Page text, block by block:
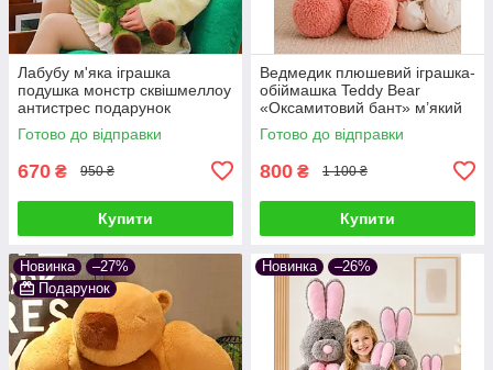
Лабубу м'яка іграшка
подушка монстр сквішмеллоу
антистрес подарунок
Готово до відправки
670 ₴ 950 ₴
Купити
Ведмедик плюшевий іграшка-
обіймашка Teddy Bear
«Оксамитовий бант» м’який
подушка сквішмеллоу
антистрес подарунок дітям та
Готово до відправки
800 ₴ 1 100 ₴
Купити
Новинка
–27%
Подарунок
Новинка –26%